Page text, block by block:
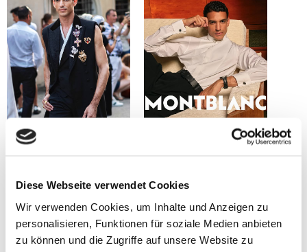
Diese Webseite verwendet Cookies
Wir verwenden Cookies, um Inhalte und Anzeigen zu
personalisieren, Funktionen für soziale Medien anbieten
zu können und die Zugriffe auf unsere Website zu